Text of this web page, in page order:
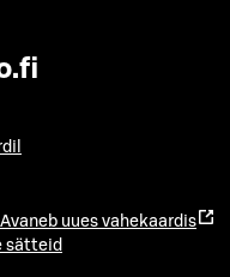
Avaneb uues vahekaardis
sätteid